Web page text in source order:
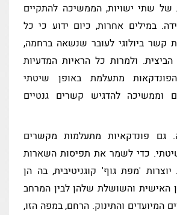
של שתי ישויות, הממשיכה להתקיים
במילים אחרות, כיום ידוע כי כל
קשר ביולוגי לעובר שנשאה ברחמה,
ולמרות כל הראיות המדעיות
מתעלמת באופן שיטתי
וממשיכה להדגיש קשרים גנטיים
גם פונדקאיות מתעלמות מקשרים
שיטתי. כדי לשמר את תפיסות השארות
יוצרות 'מפת גוף' קוגניטיבית, בה הן
האישית והשושלת שלהן לבין המרחב
המיועדים והתינוק. הרחם, במפה הזו,